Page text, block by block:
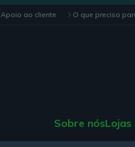
Apoio ao cliente O que preciso
Sobre nósLojas